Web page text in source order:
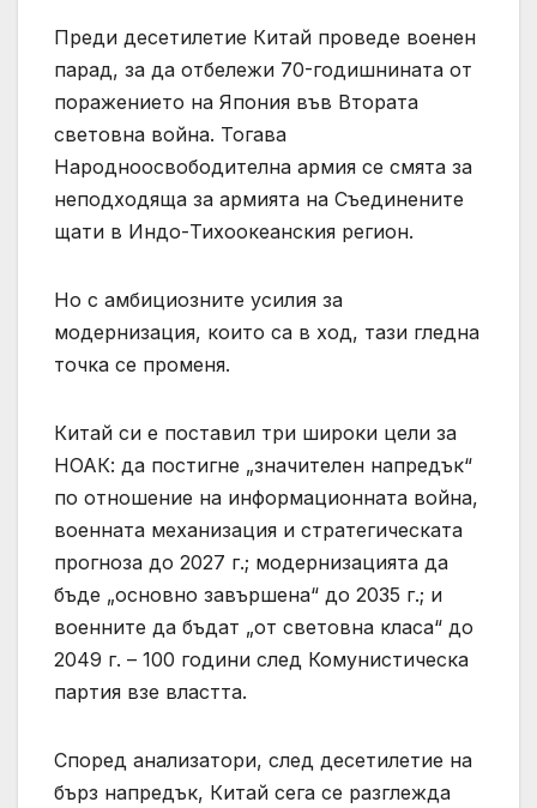
Преди десетилетие Китай проведе военен
парад, за да отбележи 70-годишнината от
поражението на Япония във Втората
световна война. Тогава
Народноосвободителна армия се смята за
неподходяща за армията на Съединените
щати в Индо-Тихоокеанския регион.
Но с амбициозните усилия за
модернизация, които са в ход, тази гледна
точка се променя.
Китай си е поставил три широки цели за
НОАК: да постигне „значителен напредък“
по отношение на информационната война,
военната механизация и стратегическата
прогноза до 2027 г.; модернизацията да
бъде „основно завършена“ до 2035 г.; и
военните да бъдат „от световна класа“ до
2049 г. – 100 години след Комунистическа
партия взе властта.
Според анализатори, след десетилетие на
бърз напредък, Китай сега се разглежда